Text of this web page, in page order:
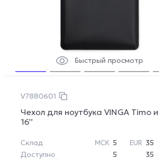
Быстрый просмотр
V7880601
Чехол для ноутбука VINGA Timo
16’’
Склад МСК 5 EUR 35
Доступно
5
35